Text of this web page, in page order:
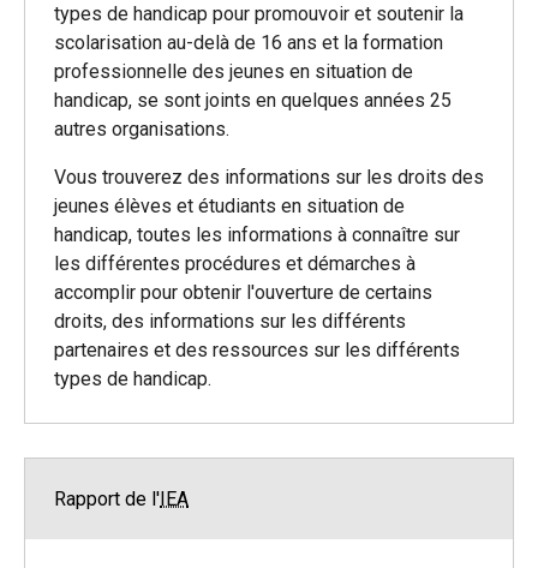
types de handicap pour promouvoir et soutenir la
scolarisation au-delà de 16 ans et la formation
professionnelle des jeunes en situation de
handicap, se sont joints en quelques années 25
autres organisations.
Vous trouverez des informations sur les droits des
jeunes élèves et étudiants en situation de
handicap, toutes les informations à connaître sur
les différentes procédures et démarches à
accomplir pour obtenir l'ouverture de certains
droits, des informations sur les différents
partenaires et des ressources sur les différents
types de handicap.
Rapport de l'IEA